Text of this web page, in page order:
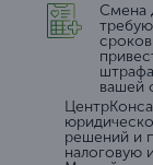
Смена
вашей
решений и
налоговую